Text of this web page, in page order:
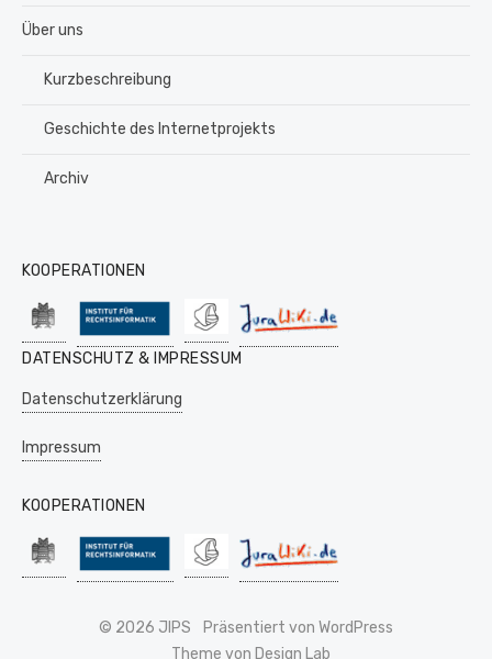
Über uns
Kurzbeschreibung
Geschichte des Internetprojekts
Archiv
KOOPERATIONEN
DATENSCHUTZ & IMPRESSUM
Datenschutzerklärung
Impressum
KOOPERATIONEN
© 2026 JIPS
Präsentiert von WordPress
Theme von Design Lab